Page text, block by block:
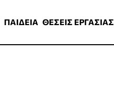
ΠΑΙΔΕΙΑ ΘΕΣΕΙΣ ΕΡΓΑΣΙΑΣ